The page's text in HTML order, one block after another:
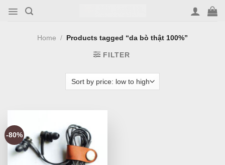
Home / Products tagged “da bò thật 100%”
FILTER
-80%